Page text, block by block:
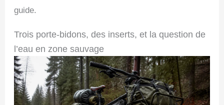
guide.
Trois porte-bidons, des inserts, et la question de
l’eau en zone sauvage